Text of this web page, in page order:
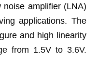
amplifier (LNA)
applications. The
and high linearity
from 1.5V to 3.6V.